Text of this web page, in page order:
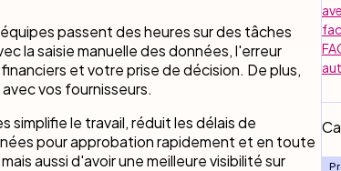
passent des heures sur des tâches
la saisie manuelle des données, l'erreur
et votre prise de décision. De plus,
vos fournisseurs.
le travail, réduit les délais de
pour approbation rapidement et en toute
aussi d'avoir une meilleure visibilité sur